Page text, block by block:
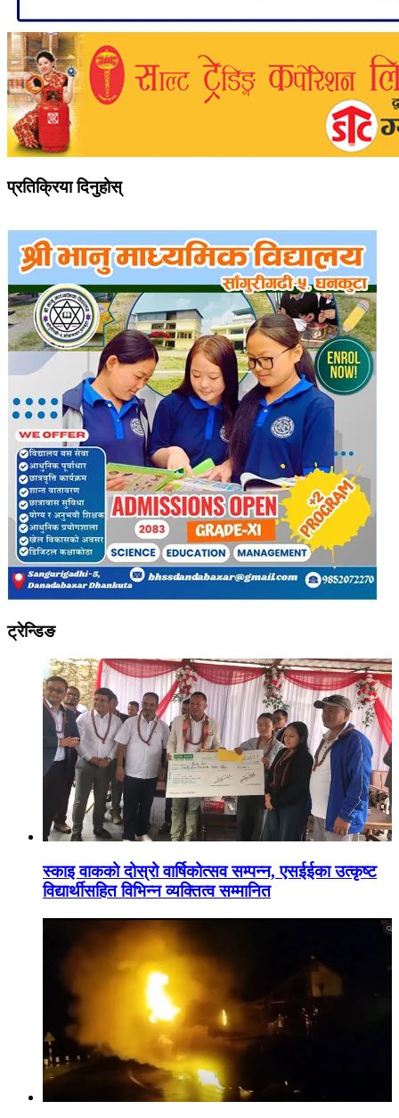
प्रतिक्रिया दिनुहोस्
ट्रेन्डिङ
स्काइ वाकको दोस्रो वार्षिकोत्सव सम्पन्न, एसईईका उत्कृष्ट
विद्यार्थीसहित विभिन्न व्यक्तित्व सम्मानित